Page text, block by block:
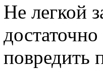
Не легкой
повредить